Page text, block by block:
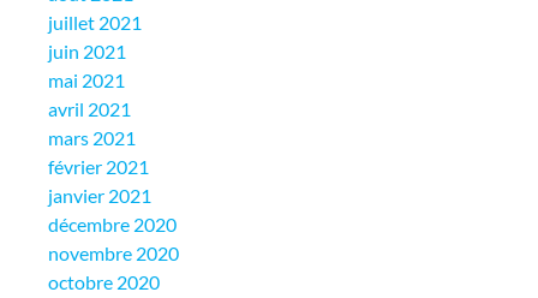
juillet 2021
juin 2021
mai 2021
avril 2021
mars 2021
février 2021
janvier 2021
décembre 2020
novembre 2020
octobre 2020